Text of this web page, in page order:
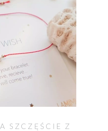
SZCZĘŚCIE Z